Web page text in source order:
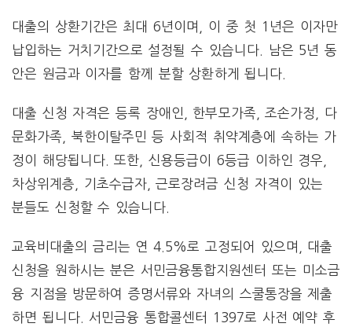
대출의 상환기간은 최대 6년이며, 이 중 첫 1년은 이자만
납입하는 거치기간으로 설정될 수 있습니다. 남은 5년 동
안은 원금과 이자를 함께 분할 상환하게 됩니다​.
대출 신청 자격은 등록 장애인, 한부모가족, 조손가정, 다
문화가족, 북한이탈주민 등 사회적 취약계층에 속하는 가
정이 해당됩니다. 또한, 신용등급이 6등급 이하인 경우,
차상위계층, 기초수급자, 근로장려금 신청 자격이 있는
분들도 신청할 수 있습니다.
교육비대출의 금리는 연 4.5%로 고정되어 있으며, 대출
신청을 원하시는 분은 서민금융통합지원센터 또는 미소금
융 지점을 방문하여 증명서류와 자녀의 스쿨통장을 제출
하면 됩니다. 서민금융 통합콜센터 1397로 사전 예약 후